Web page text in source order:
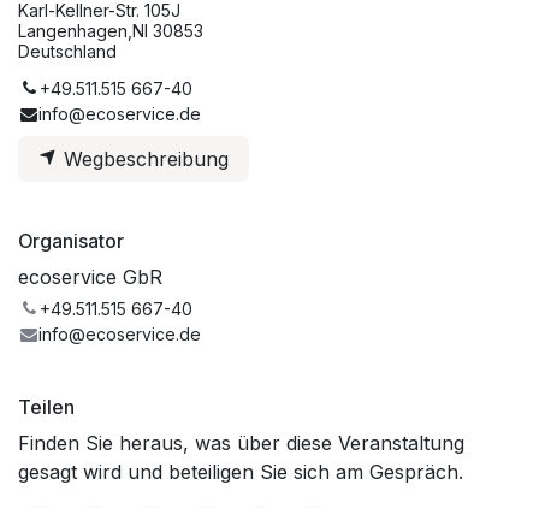
Karl-Kellner-Str. 105J
Langenhagen,NI 30853
Deutschland
+49.511.515 667-40
info@ecoservice.de
Wegbeschreibung
Organisator
ecoservice GbR
+49.511.515 667-40
info@ecoservice.de
Teilen
Finden Sie heraus, was über diese Veranstaltung
gesagt wird und beteiligen Sie sich am Gespräch.